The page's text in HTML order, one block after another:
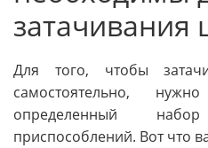
затачивания
Для того, чтобы
самостоятельно,
определенный
приспособлений. Вот что